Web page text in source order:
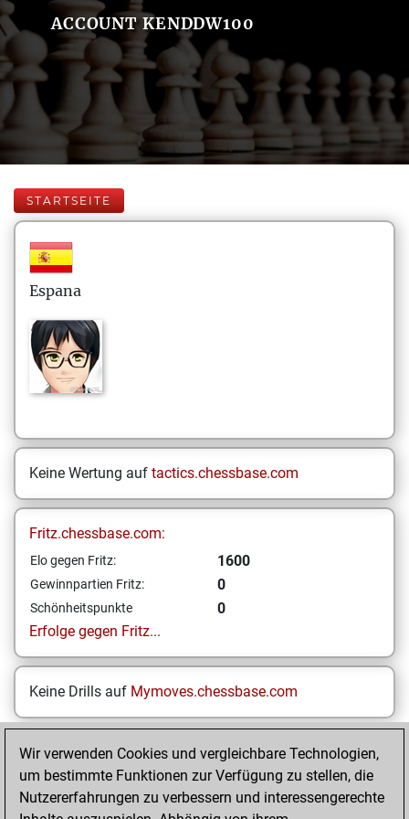
ACCOUNT KENDDW100
STARTSEITE
Espana
Keine Wertung auf tactics.chessbase.com
Fritz.chessbase.com:
Elo gegen Fritz: 1600
Gewinnpartien Fritz: 0
Schönheitspunkte
0
Erfolge gegen Fritz...
Keine Drills auf Mymoves.chessbase.com
STARTSEITE
Your Latest App
Wir verwenden Cookies und vergleichbare Technologien,
um bestimmte Funktionen zur Verfügung zu stellen, die
Nutzererfahrungen zu verbessern und interessengerechte